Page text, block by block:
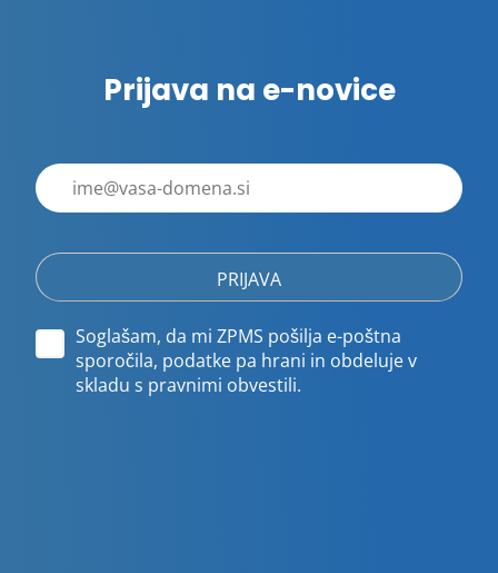
Prijava na e-novice
E-
poštni
Soglašam, da mi ZPMS pošilja e-poštna
sporočila, podatke pa hrani in obdeluje v
skladu s pravnimi obvestili.